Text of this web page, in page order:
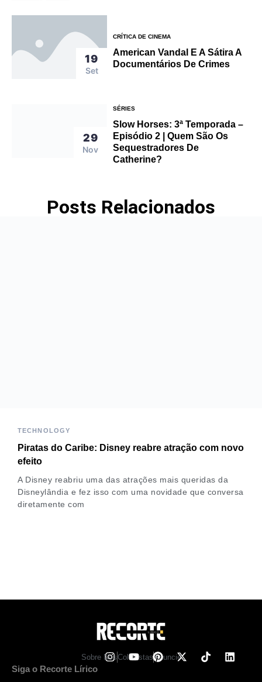
19
Set
CRÍTICA DE CINEMA
American Vandal E A Sátira A
Documentários De Crimes
29
Nov
SÉRIES
Slow Horses: 3ª Temporada –
Episódio 2 | Quem São Os
Sequestradores De
Catherine?
Posts Relacionados
TECHNOLOGY
Piratas do Caribe: Disney reabre atração com novo
efeito
A Disney reabriu uma das atrações mais queridas da
Disneylândia e fez isso com uma novidade que conversa
diretamente com
Sobre NosColunistasAnuncie
Siga o Recorte Lírico